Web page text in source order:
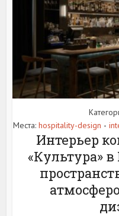
Места: hospitality-design •
Интерьер
«Культура»